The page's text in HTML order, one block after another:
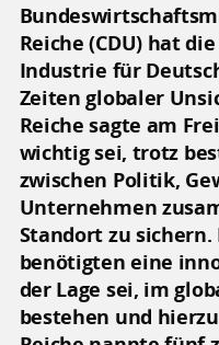
Reiche (CDU) hat
Industrie für
Zeiten globaler
Reiche sagte am
wichtig sei, trotz
zwischen Politik,
Unternehmen
Standort zu
benötigten eine
der Lage sei, im
bestehen und